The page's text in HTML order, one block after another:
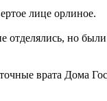
лице орлиное.
отделялись, но
врата Дома